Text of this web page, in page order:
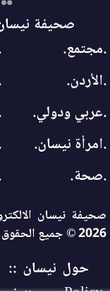
صحيفة نيسان
.مجتمع.
.الأردن.
.عربي ودولي.
.امرأة نيسان.
.صحة.
2026 © جميع الحقوق محفوظة
حول نيسان ::